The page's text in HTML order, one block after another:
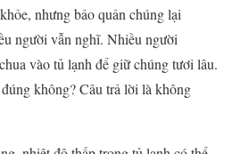
nhưng bảo quản chúng lại
người vẫn nghĩ. Nhiều người
vào tủ lạnh để giữ chúng tươi lâu.
không? Câu trả lời là không